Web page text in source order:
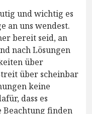
und wichtig es
an uns wendest.
bereit seid, an
nach Lösungen
über
über scheinbar
keine
dass es
finden